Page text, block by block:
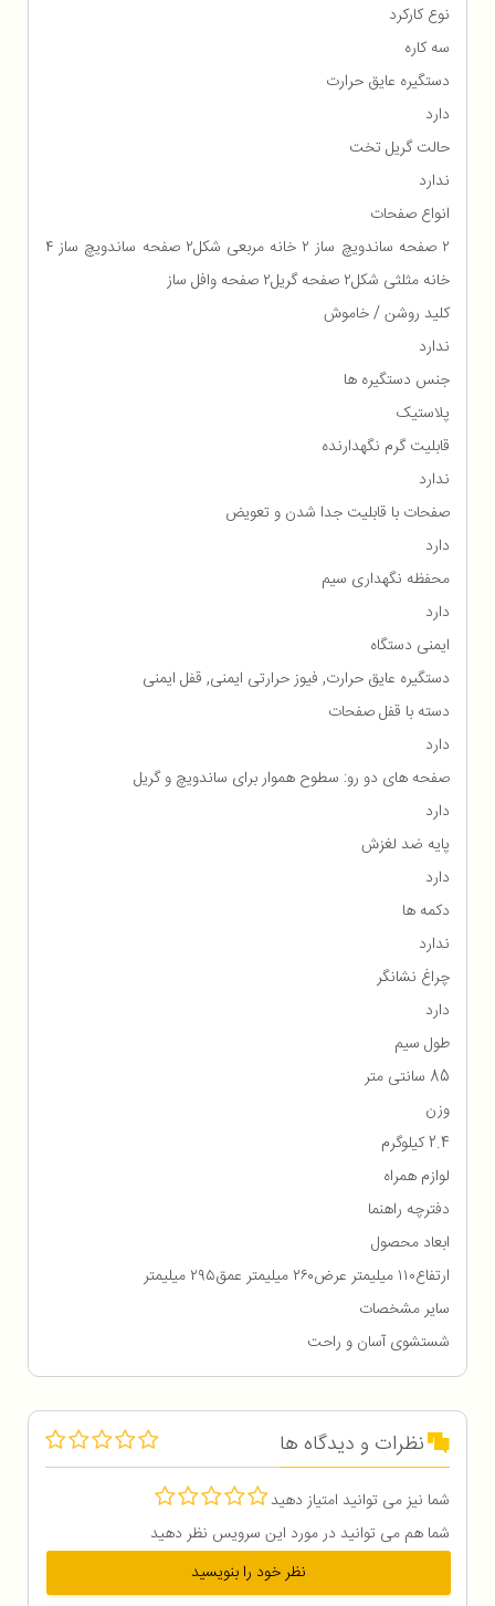
نوع کارکرد
سه کاره
دستگیره عایق حرارت
دارد
حالت گریل تخت
ندارد
انواع صفحات
۲ صفحه ساندویچ ساز ۲ خانه مربعی شکل۲ صفحه ساندویچ ساز ۴
خانه مثلثی شکل۲ صفحه گریل۲ صفحه وافل ساز
کلید روشن / خاموش
ندارد
جنس دستگیره ها
پلاستیک
قابلیت گرم نگهدارنده
ندارد
صفحات با قابلیت جدا شدن و تعویض
دارد
محفظه نگهداری سیم
دارد
ایمنی دستگاه
دستگیره عایق حرارت, فیوز حرارتی ایمنی, قفل ایمنی
دسته با قفل صفحات
دارد
صفحه های دو رو: سطوح هموار برای ساندویچ و گریل
دارد
پایه ضد لغزش
دارد
دکمه ها
ندارد
چراغ نشانگر
دارد
طول سیم
85 سانتی متر
وزن
2.4 کیلوگرم
لوازم همراه
دفترچه راهنما
ابعاد محصول
ارتفاع۱۱۰ میلیمتر عرض۲۶۰ میلیمتر عمق۲۹۵ میلیمتر
سایر مشخصات
شستشوی آسان و راحت
نظرات و دیدگاه ها
شما نیز می توانید امتیاز دهید
شما هم می توانید در مورد این سرویس نظر دهید
نظر خود را بنویسید